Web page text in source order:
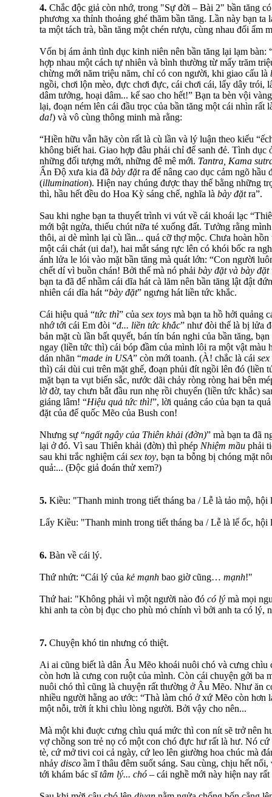
4. Chắc độc giả còn nhớ, trong "Sự đời – Bài 2" bần tăng
phương xa thỉnh thoảng ghé thăm bần tăng. Lần này bạn ta
ta một tách trà, bần tăng một chén rượu, cùng nhau đối ẩm
Vốn bị ám ảnh tình dục kinh niên nên bần tăng lại lạm bàn:
hợp nhau một cách tự nhiên và bình thường từ mấy trăm
chừng mới năm triệu năm, chỉ có con người, khi giao cấu là
ngồi, chơi lộn mèo, đực chơi đực, cái chơi cái, lấy dây trói,
dâm tưởng, hoại dâm... kể sao cho hết!” Bạn ta bèn vội
lại, đoạn ném lên cái đầu trọc của bần tăng một cái nhìn rất
da!) và vô cùng thông minh mà rằng:
“Hiền hữu vẫn hãy còn rất là cù lần và lý luận theo kiểu
không biết hai. Giao hợp đâu phải chỉ để sanh đẻ. Tình dục
những đối tượng mới, những đê mê mới. Tantra, Kama
Ấn Độ xưa kia đã bày đặtra để nâng cao dục cảm ngõ hầu
(illumination). Hiện nay chúng được thay thế bằng những
thì, hầu hết đều do Hoa Kỳ sáng chế, nghĩa là bày đặtra”.
Sau khi nghe bạn ta thuyết trình vi vút về cái khoái lạc
mới bật ngửa, thiếu chút nữa té xuống đất. Tưởng rằng
thôi, ai dè mình lại cù lần... quá cỡ thợ mộc. Chưa hoàn
một cái chát (ui da!), hai mắt sáng rực lên có khói bốc ra
ánh lửa le lói vào mặt bần tăng mà quát lớn: “Con người
chết dí vì buồn chán! Bởi thế mà nó phải bày đặt và bày
bạn ta đã để nhầm cái dĩa hát cà lăm nên bần tăng lật đật
nhiên cái dĩa hát “bày đặt” ngưng hát liền tức khắc.
Cái hiệu quả “tức thì” của sex toys mà bạn ta hồ hởi quảng
nhớ tới cái Em đòi “đ... liền tức khắc” như đòi thể là bị lửa
bản mặt cù lần bất quyết, bán tín bán nghi của bần tăng,
ngay (liền tức thì) cái bóp đầm của mình lôi ra một vật màu
dán nhãn “made in USA” còn mới toanh. (À! chắc là cái
thì) cái dùi cui trên mặt ghế, đoạn phủi đít ngồi lên đó (liền
mặt bạn ta vụt biến sắc, nước dãi chảy ròng ròng hai bên
lờ đờ, tay chưn bắt đầu run nhẹ rồi chuyển (liền tức khắc)
giáng lâm! “Hiệu quả tức thì!”, lời quảng cáo của bạn ta
đặt của đế quốc Mẽo của Bush con!
Nhưng sự “ngất ngây của Thiên khải (đờn)” mà bạn ta đã
lại ở đó. Vì sau Thiên khải (đờn) thì phép Nhiệm mầu phải
sau khi trắc nghiệm cái sex toy, bạn ta bỗng bị chóng mặt
quả:... (Độc giả đoán thử xem?)
5. Kiều: "Thanh minh trong tiết tháng ba / Lễ là tảo mộ, hội
Lẩy Kiều: "Thanh minh trong tiết tháng ba / Lễ là lể ốc, hội
6. Bàn về cái lý.
Thứ nhứt: “Cái lý của kẻ mạnh bao giờ cũng… mạnh!"
Thứ hai: "Không phải vì một người nào đó có lý mà mọi
khi anh ta còn bị đục cho phù mỏ chính vì bởi anh ta có
7. Chuyện khó tin nhưng có thiệt.
Ai ai cũng biết là dân Âu Mẽo khoái nuôi chó và cưng
còn hơn là cưng con ruột của mình. Còn cái chuyện gởi ba
nuôi chó thì cũng là chuyện rất thường ở Âu Mẽo. Như ăn
nhiều người hằng ao ước: “Thà làm chó ở xứ Mẽo còn hơn
một nỗi, trời ít khi chìu lòng người. Bởi vậy cho nên...
Mà một khi đuợc cưng chìu quá mức thì con nít sẽ trở nên
vợ chồng son trẻ nọ có một con chó đực hư rất là hư. Nó
tè, cứ mở tivi coi cả ngày, cứ leo lên giường hoa chúc mà
nhảy disco ầm ĩ thâu đêm suốt sáng. Sau cùng, chịu hết
tới khám bác sĩtâm lý... chó – cái nghề mới này hiện nay rất